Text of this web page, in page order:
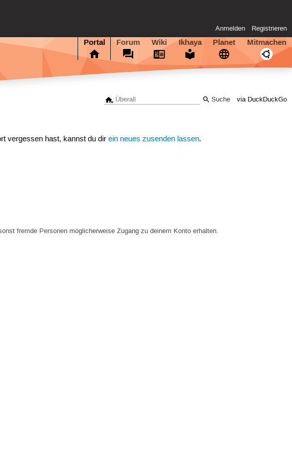
Anmelden Registrieren
Portal Forum Wiki Ikhaya Planet Mitmachen
via DuckDuckGo
vergessen hast, kannst du direin neues zusenden lassen.
fremde Personen möglicherweise Zugang zu deinem Konto erhalten.